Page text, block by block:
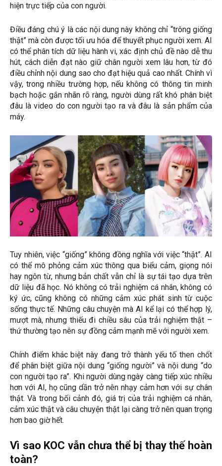
hiện trực tiếp của con người.
Điều đáng chú ý là các nội dung này không chỉ “trông giống
thật” mà còn được tối ưu hóa để thuyết phục người xem. AI
có thể phân tích dữ liệu hành vi, xác định chủ đề nào dễ thu
hút, cách diễn đạt nào giữ chân người xem lâu hơn, từ đó
điều chỉnh nội dung sao cho đạt hiệu quả cao nhất. Chính vì
vậy, trong nhiều trường hợp, nếu không có thông tin minh
bạch hoặc gắn nhãn rõ ràng, người dùng rất khó phân biệt
đâu là video do con người tạo ra và đâu là sản phẩm của
máy.
Tuy nhiên, việc “giống” không đồng nghĩa với việc “thật”. AI
có thể mô phỏng cảm xúc thông qua biểu cảm, giọng nói
hay ngôn từ, nhưng bản chất vẫn chỉ là sự tái tạo dựa trên
dữ liệu đã học. Nó không có trải nghiệm cá nhân, không có
ký ức, cũng không có những cảm xúc phát sinh từ cuộc
sống thực tế. Những câu chuyện mà AI kể lại có thể hợp lý,
mượt mà, nhưng thiếu đi chiều sâu của trải nghiệm thật –
thứ thường tạo nên sự đồng cảm mạnh mẽ với người xem.
Chính điểm khác biệt này đang trở thành yếu tố then chốt
để phân biệt giữa nội dung “giống người” và nội dung “do
con người tạo ra”. Khi người dùng ngày càng tiếp xúc nhiều
hơn với AI, họ cũng dần trở nên nhạy cảm hơn với sự chân
thật. Và trong bối cảnh đó, giá trị của trải nghiệm cá nhân,
cảm xúc thật và câu chuyện thật lại càng trở nên quan trọng
hơn bao giờ hết.
Vì sao KOC vẫn chưa thể bị thay thế hoàn
toàn?